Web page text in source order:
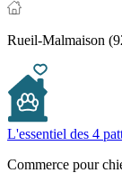
Rueil-Malmaison
L'essentiel des 4
Commerce pour